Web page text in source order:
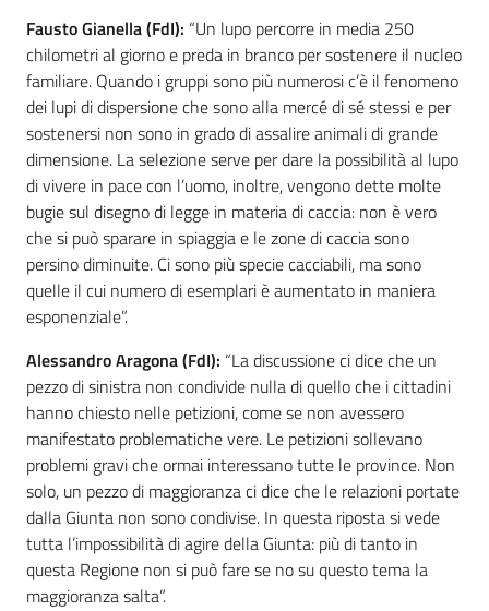
Fausto Gianella (FdI): “Un lupo percorre in media 250
chilometri al giorno e preda in branco per sostenere il nucleo
familiare. Quando i gruppi sono più numerosi c’è il fenomeno
dei lupi di dispersione che sono alla mercé di sé stessi e per
sostenersi non sono in grado di assalire animali di grande
dimensione. La selezione serve per dare la possibilità al lupo
di vivere in pace con l’uomo, inoltre, vengono dette molte
bugie sul disegno di legge in materia di caccia: non è vero
che si può sparare in spiaggia e le zone di caccia sono
persino diminuite. Ci sono più specie cacciabili, ma sono
quelle il cui numero di esemplari è aumentato in maniera
esponenziale”.
Alessandro Aragona (FdI): “La discussione ci dice che un
pezzo di sinistra non condivide nulla di quello che i cittadini
hanno chiesto nelle petizioni, come se non avessero
manifestato problematiche vere. Le petizioni sollevano
problemi gravi che ormai interessano tutte le province. Non
solo, un pezzo di maggioranza ci dice che le relazioni portate
dalla Giunta non sono condivise. In questa riposta si vede
tutta l’impossibilità di agire della Giunta: più di tanto in
questa Regione non si può fare se no su questo tema la
maggioranza salta”.